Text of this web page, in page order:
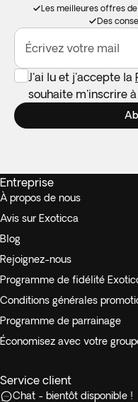
Les meilleures offres
Des
Écrivez votre mail
J'ai lu et j'accepte la
souhaite m'inscrire
Entreprise
À propos de nous
Avis sur Exoticca
Blog
Rejoignez-nous
Programme de fidélité
Conditions générales
Programme de parrainage
Économisez avec votre
Service client
Chat - bientôt disponible !